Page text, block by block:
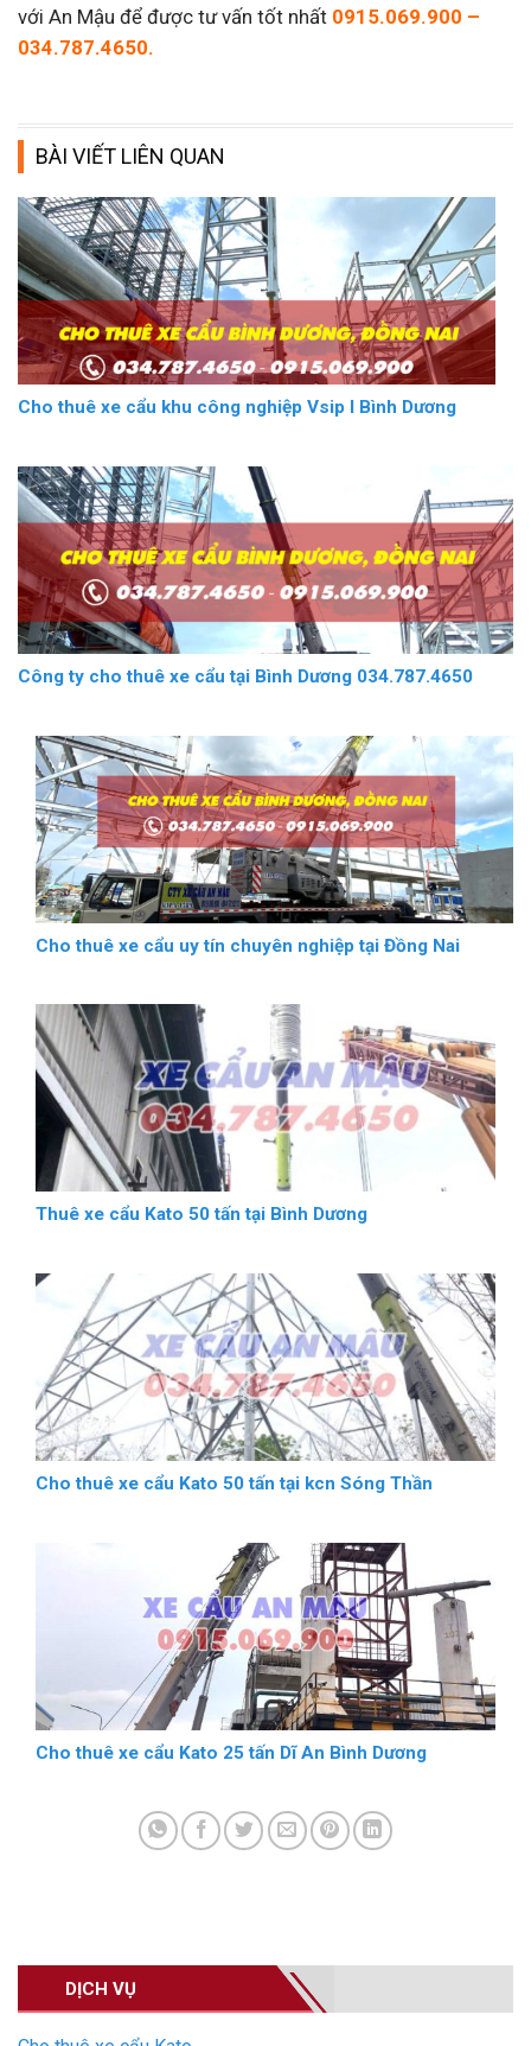
DỊCH VỤ
với An Mậu để được tư vấn tốt nhất 0915.069.900 –
034.787.4650.
BÀI VIẾT LIÊN QUAN
Cho thuê xe cẩu khu công nghiệp Vsip I Bình Dương
Công ty cho thuê xe cẩu tại Bình Dương 034.787.4650
Cho thuê xe cẩu uy tín chuyên nghiệp tại Đồng Nai
Thuê xe cẩu Kato 50 tấn tại Bình Dương
Cho thuê xe cẩu Kato 50 tấn tại kcn Sóng Thần
Cho thuê xe cẩu Kato 25 tấn Dĩ An Bình Dương